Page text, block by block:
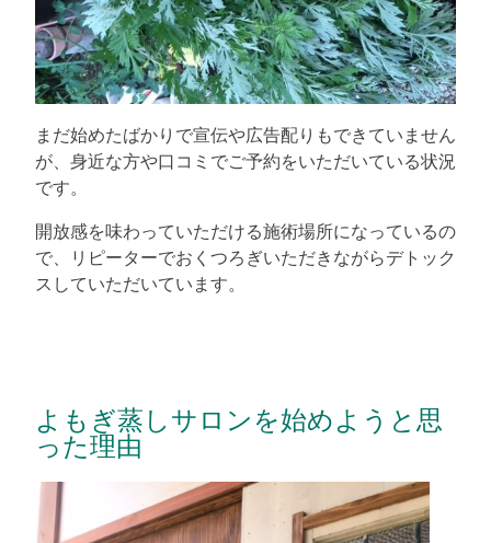
まだ始めたばかりで宣伝や広告配りもできていません
が、身近な方や口コミでご予約をいただいている状況
です。
開放感を味わっていただける施術場所になっているの
で、リピーターでおくつろぎいただきながらデトック
スしていただいています。
よもぎ蒸しサロンを始めようと思
った理由